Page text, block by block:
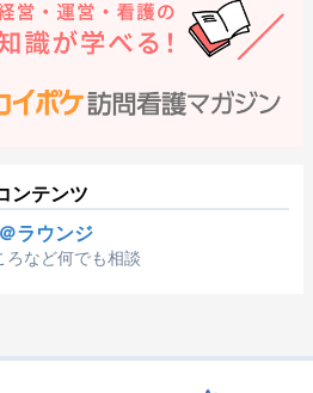
ンテンツ
ラウンジ
など何でも相談